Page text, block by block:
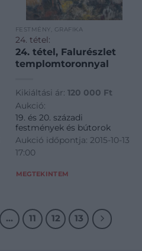
FESTMÉNY, GRAFIKA
24. tétel:
24. tétel, Falurészlet
templomtoronnyal
Kikiáltási ár: 120 000 Ft
Aukció:
19. és 20. századi
festmények és bútorok
Aukció időpontja: 2015-10-13
17:00
MEGTEKINTEM
… 11 12 13